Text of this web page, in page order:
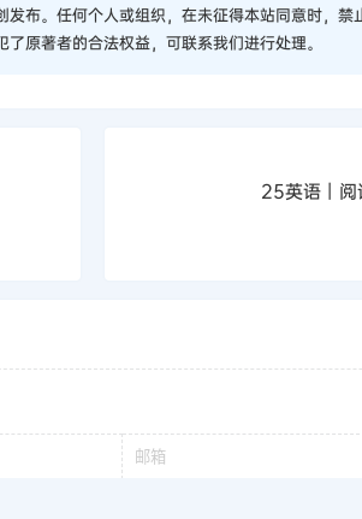
布。任何个人或组织，在未征得本站同意时，
原著者的合法权益，可联系我们进行处理。
25英语丨